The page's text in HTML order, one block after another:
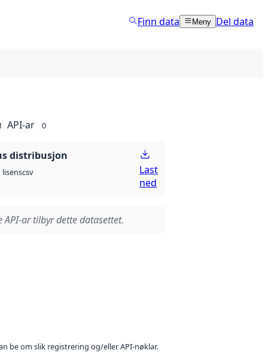
Finn data Meny Del data
API-ar 0
distribusjon
lisenscsv
Last
ned
API-ar tilbyr dette datasettet.
be om slik registrering og/eller API-nøklar.